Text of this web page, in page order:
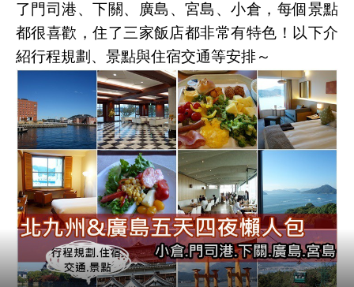
了 門司港、下關、廣島、宮島、小倉 ，每個景點
都很喜歡，住了三家飯店都非常有特色！以下介
紹行程規劃、景點與住宿交通等安排～